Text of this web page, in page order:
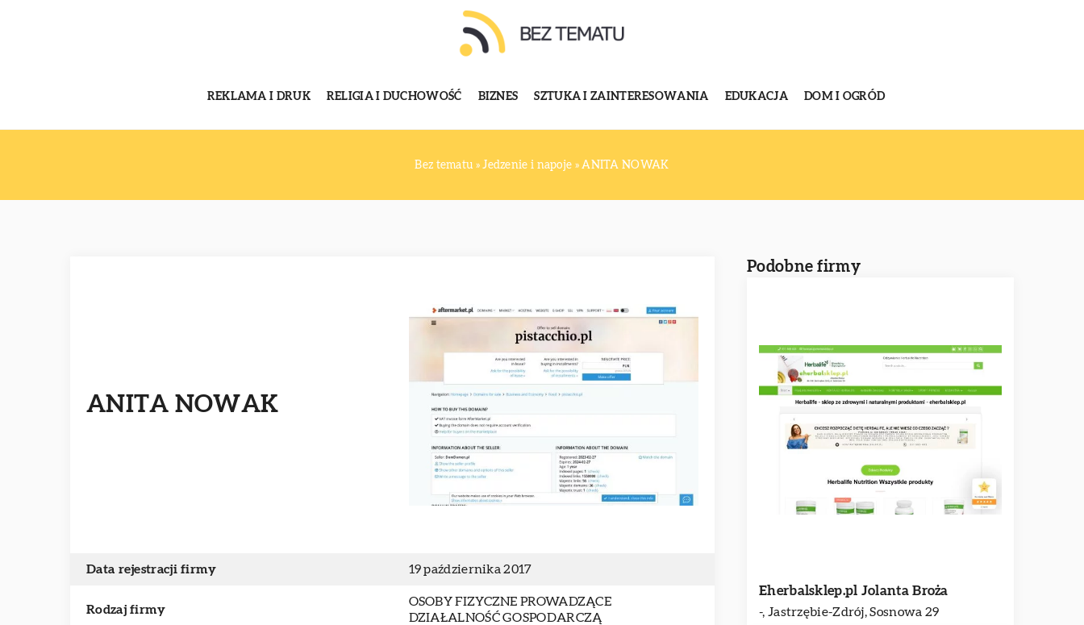
REKLAMA I DRUK RELIGIA I DUCHOWOŚĆ BIZNES SZTUKA I ZAINTERESOWANIA EDUKACJA DOM I OGRÓD
Bez tematu »Jedzenie i napoje »ANITA NOWAK
ANITA NOWAK
Data rejestracji firmy 19 października 2017
Rodzaj firmy
OSOBY FIZYCZNE PROWADZĄCE
DZIAŁALNOŚĆ GOSPODARCZĄ
Podobne firmy
Eherbalsklep.pl Jolanta Broża
-, Jastrzębie-Zdrój, Sosnowa 29